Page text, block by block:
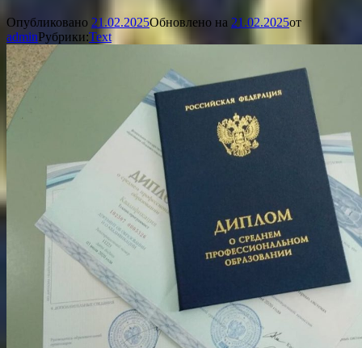
Опубликовано 21.02.2025Обновлено на 21.02.2025от
adminРубрики:Text